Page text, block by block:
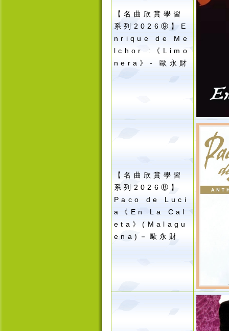
【名曲欣賞學習
系列2026⑨】E
nrique de Me
lchor :《Limo
nera》-歐永財
【名曲欣賞學習
系列2026⑧】
Paco de Luci
a《En La Cal
eta》(Malagu
ena)－歐永財